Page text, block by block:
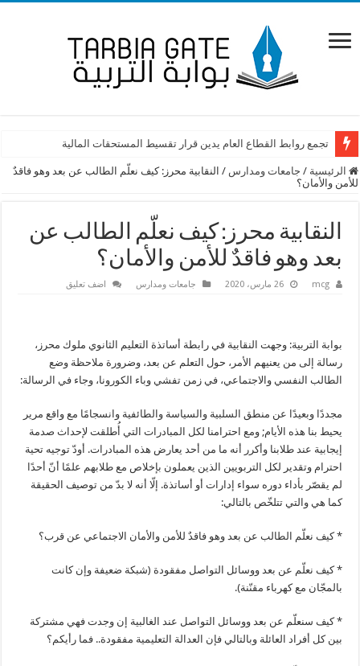
تجمع روابط القطاع العام يدين قرار تقسيط المستحقات المالية
الرئيسية / جامعات ومدارس / النقابية محرز: كيف نعلّم الطالب عن بعد وهو فاقدٌ
للأمن والأمان؟
النقابية محرز: كيف نعلّم الطالب عن
بعد وهو فاقدٌ للأمن والأمان؟
mcg 26 مارس، 2020 جامعات ومدارس اضف تعليق
بوابة التربية: وجهت النقابية في رابطة أساتذة التعليم الثانوي ملوك محرز،
رسالة إلى من يعنيهم الأمر، حول التعلم عن بعد، وضرورة ملاحظة وضع
الطالب النفسي والاجتماعي، في زمن تفشي وباء الكورونا، وجاء في الرسالة:
مجددًا وبعيدًا عن منطق السلبية والسياسة والطائفية وانسجامًا مع واقع مرير
يحيط بنا هذه الأيام; ومع احترامنا لكل المبادرات التي أُطلقت لإحداث صدمة
إيجابية عند طلابنا وأكرر أنه ما من أحد يعارض هذه المبادرات. أودّ توجيه تحية
احترام وتقدير لكل التربويين الذين يعملون بإخلاص مع طلابهم علمًا أنّ أحدًا
لم يقصّر بأداء دوره سواء إدارات أو أساتذة. إلّا أنه لا بدّ من توصيف الحقيقة
كما هي والتي تتلخّص بالتالي:
* كيف نعلّم الطالب عن بعد وهو فاقدٌ للأمن والأمان الاجتماعي عن قرب؟
* كيف نعلّم عن بعد ووسائل التواصل مفقودة (شبكة ضعيفة وإن كانت
بالمجّان مع كهرباء مقنّنة).
* كيف سنعلّم عن بعد ووسائل التواصل عند الغالبية إن وجدت فهي مشتركة
بين كل أفراد العائلة وبالتالي فإن العدالة التعليمية مفقودة.. فما رأيكم؟